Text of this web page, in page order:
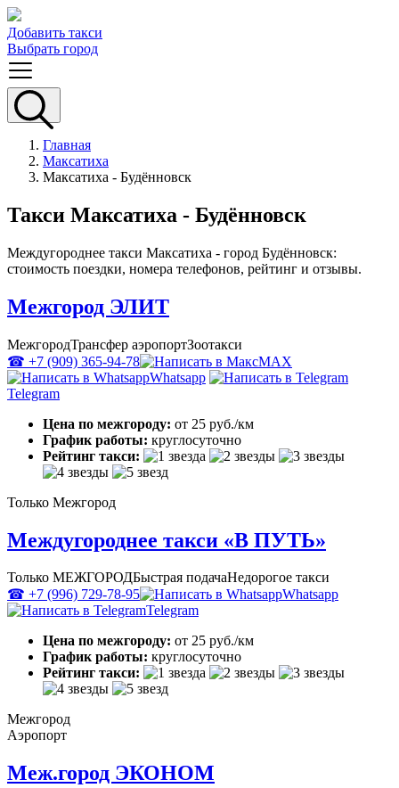
Добавить такси
Выбрать город
Главная
Максатиха
Максатиха - Будённовск
Такси Максатиха - Будённовск
Междугороднее такси Максатиха - город Будённовск:
стоимость поездки, номера телефонов, рейтинг и отзывы.
Межгород ЭЛИТ
МежгородТрансфер аэропортЗоотакси
☎ +7 (909) 365-94-78
MAX
Whatsapp
Telegram
Цена по межгороду: от 25 руб./км
График работы: круглосуточно
Рейтинг такси:
Только Межгород
Междугороднее такси «В ПУТЬ»
Только МЕЖГОРОДБыстрая подачаНедорогое такси
☎ +7 (996) 729-78-95
Whatsapp
Telegram
Цена по межгороду: от 25 руб./км
График работы: круглосуточно
Рейтинг такси:
Межгород
Аэропорт
Меж.город ЭКОНОМ